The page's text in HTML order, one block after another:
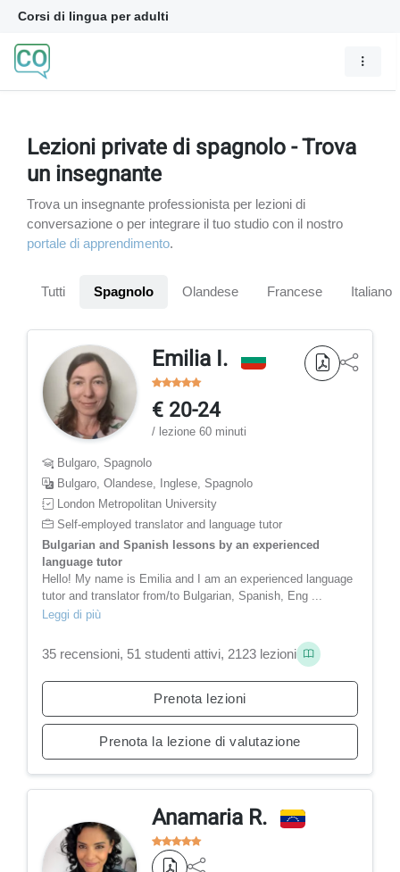
Corsi di lingua per adulti
Lezioni private di spagnolo - Trova
un insegnante
Trova un insegnante professionista per lezioni di
conversazione o per integrare il tuo studio con il nostro
portale di apprendimento.
Tutti Spagnolo Olandese Francese Italiano
Emilia I.
€ 20-24
/ lezione 60 minuti
Bulgaro, Spagnolo
Bulgaro, Olandese, Inglese, Spagnolo
London Metropolitan University
Self-employed translator and language tutor
Bulgarian and Spanish lessons by an experienced
language tutor
Hello! My name is Emilia and I am an experienced language
tutor and translator from/to Bulgarian, Spanish, Eng ...
Leggi di più
35 recensioni, 51 studenti attivi, 2123 lezioni
Prenota lezioni
Prenota la lezione di valutazione
Anamaria R.